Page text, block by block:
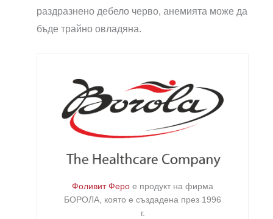
раздразнено дебело черво, анемията може да
бъде трайно овладяна.
Фоливит Феро е продукт на фирма
БОРОЛА, която е създадена през 1996
г.